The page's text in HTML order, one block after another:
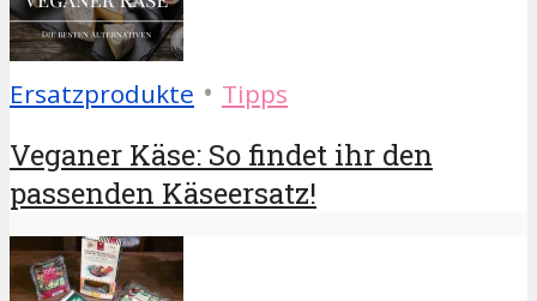
Ersatzprodukte • Tipps
Veganer Käse: So findet ihr den
passenden Käseersatz!